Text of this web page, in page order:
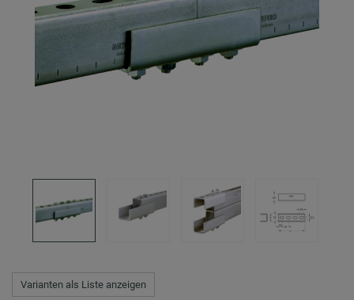
Varianten als Liste anzeigen